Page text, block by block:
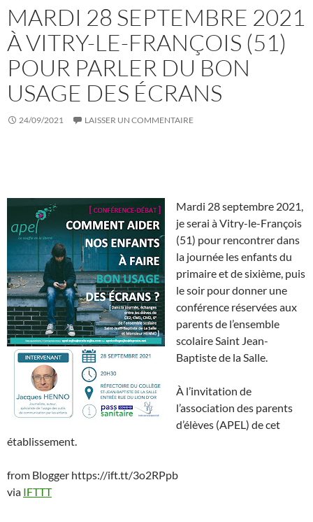
MARDI 28 SEPTEMBRE 2021
À VITRY-LE-FRANÇOIS (51)
POUR PARLER DU BON
USAGE DES ÉCRANS
24/09/2021 LAISSER UN COMMENTAIRE
Mardi 28 septembre 2021,
je serai à Vitry-le-François
(51) pour rencontrer dans
la journée les enfants du
primaire et de sixième, puis
le soir pour donner une
conférence réservées aux
parents de l’ensemble
scolaire Saint Jean-
Baptiste de la Salle.
À l’invitation de
l’association des parents
d’élèves (APEL) de cet
établissement.
from Blogger https://ift.tt/3o2RPpb
via IFTTT